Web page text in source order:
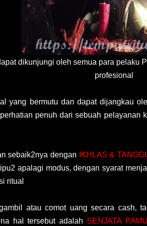
dikunjungi oleh semua para
profesional
yang bermutu dan dapat dijangkau
penuh dari sebuah
sebaik2nya dengan IKHLAS &
apalagi modus, dengan syarat
ritual
atau comot uang secara cash,
hal tersebut adalah SENJATA